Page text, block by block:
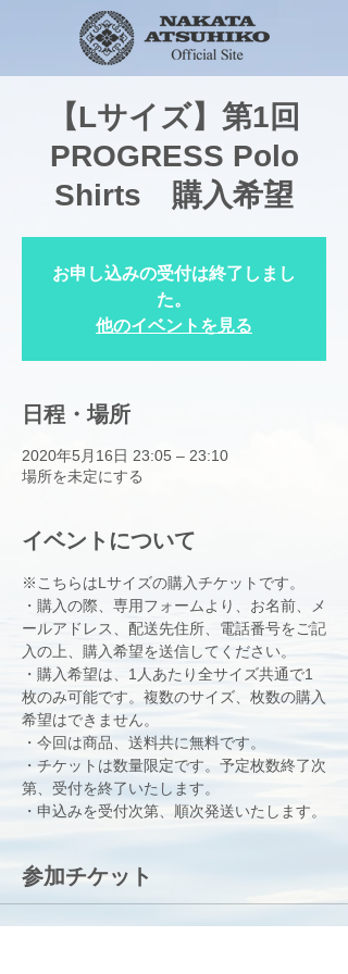
【Lサイズ】第1回
PROGRESS Polo
Shirts 購入希望
お申し込みの受付は終了しまし
た。
他のイベントを見る
日程・場所
2020年5月16日 23:05 – 23:10
場所を未定にする
イベントについて
※こちらはLサイズの購入チケットです。
・購入の際、専用フォームより、お名前、メ
ールアドレス、配送先住所、電話番号をご記
入の上、購入希望を送信してください。
・購入希望は、1人あたり全サイズ共通で1
枚のみ可能です。複数のサイズ、枚数の購入
希望はできません。
・今回は商品、送料共に無料です。
・チケットは数量限定です。予定枚数終了次
第、受付を終了いたします。
・申込みを受付次第、順次発送いたします。
参加チケット